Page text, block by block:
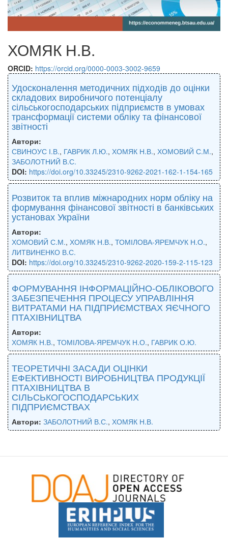
ХОМЯК Н.В.
ORCID: https://orcid.org/0000-0003-3002-9659
Удосконалення методичних підходів до оцінки
складових виробничого потенціалу
сільськогосподарських підприємств в умовах
трансформації системи обліку та фінансової
звітності
Автори:
СВИНОУС І.В., ГАВРИК Л.Ю., ХОМЯК Н.В., ХОМОВИЙ С.М.,
ЗАБОЛОТНИЙ В.С.
DOI: https://doi.org/10.33245/2310-9262-2021-162-1-154-165
Розвиток та вплив міжнародних норм обліку на
формування фінансової звітності в банківських
установах України
Автори:
ХОМОВИЙ С.М., ХОМЯК Н.В., ТОМІЛОВА-ЯРЕМЧУК Н.О.,
ЛИТВИНЕНКО В.С.
DOI: https://doi.org/10.33245/2310-9262-2020-159-2-115-123
ФОРМУВАННЯ ІНФОРМАЦІЙНО-ОБЛІКОВОГО
ЗАБЕЗПЕЧЕННЯ ПРОЦЕСУ УПРАВЛІННЯ
ВИТРАТАМИ НА ПІДПРИЄМСТВАХ ЯЄЧНОГО
ПТАХІВНИЦТВА
Автори:
ХОМЯК Н.В., ТОМІЛОВА-ЯРЕМЧУК Н.О., ГАВРИК О.Ю.
ТЕОРЕТИЧНІ ЗАСАДИ ОЦІНКИ
ЕФЕКТИВНОСТІ ВИРОБНИЦТВА ПРОДУКЦІЇ
ПТАХІВНИЦТВА В
СІЛЬСЬКОГОСПОДАРСЬКИХ
ПІДПРИЄМСТВАХ
Автори: ЗАБОЛОТНИЙ В.С., ХОМЯК Н.В.